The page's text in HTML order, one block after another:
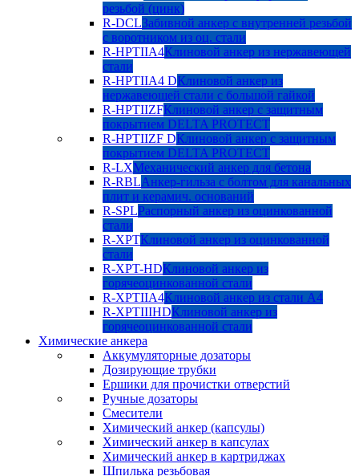
резьбой (цинк)
R-DCLЗабивной анкер с внутренней резьбой
с воротником из оц. стали
R-HPTIIA4Клиновой анкер из нержавеющей
стали
R-HPTIIA4 DКлиновой анкер из
нержавеющей стали с большой гайкой
R-HPTIIZFКлиновой анкер с защитным
покрытием DELTA PROTECT
R-HPTIIZF DКлиновой анкер с защитным
покрытием DELTA PROTECT
R-LXМеханический анкер для бетона
R-RBLАнкер-гильза с болтом для канальных
плит и керамич. оснований
R-SPLРаспорный анкер из оцинкованной
стали
R-XPTКлиновой анкер из оцинкованной
стали
R-XPT-HDКлиновой анкер из
горячеоцинкованной стали
R-XPTIIA4Клиновой анкер из стали А4
R-XPTIIIHDКлиновой анкер из
горячеоцинкованной стали
Химические анкера
Аккумуляторные дозаторы
Дозирующие трубки
Ершики для прочистки отверстий
Ручные дозаторы
Смесители
Химический анкер (капсулы)
Химический анкер в капсулах
Химический анкер в картриджах
Шпилька резьбовая